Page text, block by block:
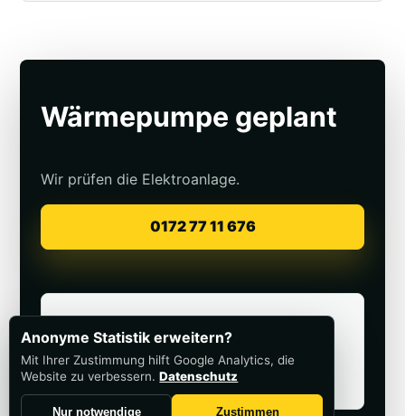
Wärmepumpe geplant
Wir prüfen die Elektroanlage.
0172 77 11 676
Mehr dazu
Zählerschrank & Prüfung
Wärmepumpe erklärt
Anonyme Statistik erweitern?
Mit Ihrer Zustimmung hilft Google Analytics, die
Website zu verbessern.Datenschutz
Nur notwendige Zustimmen